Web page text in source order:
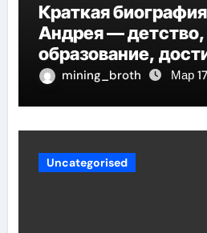
Краткая
Андрея — детство,
образование,
русской
mining_broth Мар
Uncategorised